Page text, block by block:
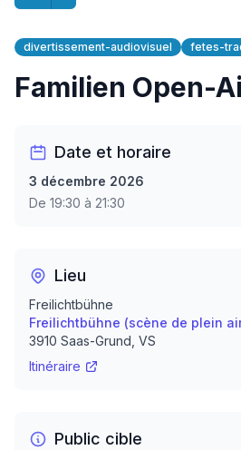
divertissement-audiovisuel fetes-
Familien Open-
Date et horaire
3 décembre 2026
De 19:30 à 21:30
Lieu
Freilichtbühne
Freilichtbühne (scène de plein
3910 Saas-Grund , VS
Itinéraire
Public cible